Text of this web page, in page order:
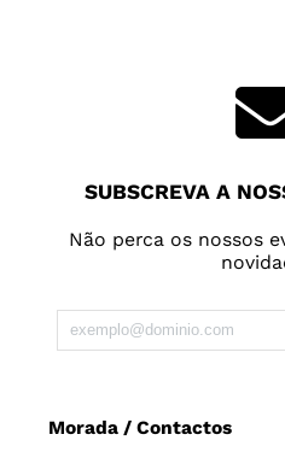
SUBSCREVA A
Não perca os nossos
Morada / Contactos